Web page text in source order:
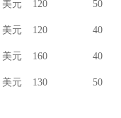
美元 120 50
美元 120 40
美元 160 40
美元 130 50